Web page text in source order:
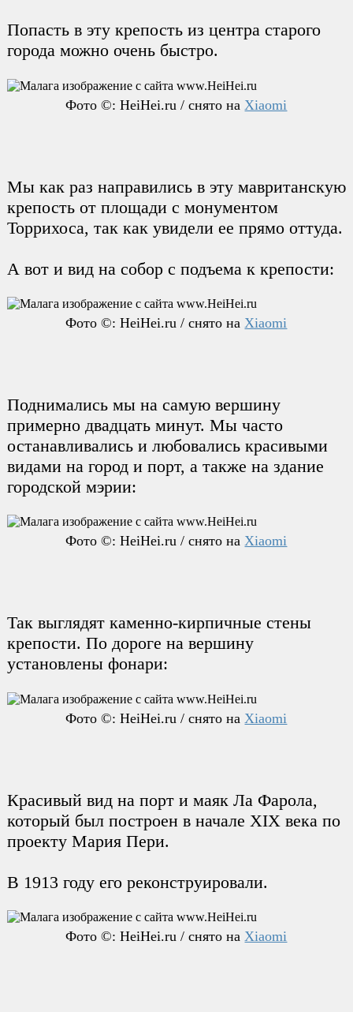
Попасть в эту крепость из центра старого
города можно очень быстро.
Фото ©: HeiHei.ru / снято на Xiaomi
Мы как раз направились в эту мавританскую
крепость от площади с монументом
Торрихоса, так как увидели ее прямо оттуда.
А вот и вид на собор с подъема к крепости:
Фото ©: HeiHei.ru / снято на Xiaomi
Поднимались мы на самую вершину
примерно двадцать минут. Мы часто
останавливались и любовались красивыми
видами на город и порт, а также на здание
городской мэрии:
Фото ©: HeiHei.ru / снято наXiaomi
Так выглядят каменно-кирпичные стены
крепости. По дороге на вершину
установлены фонари:
Фото ©: HeiHei.ru / снято на Xiaomi
Красивый вид на порт и маяк Ла Фарола,
который был построен в начале XIX века по
проекту Мария Пери.
В 1913 году его реконструировали.
Фото ©: HeiHei.ru / снято наXiaomi